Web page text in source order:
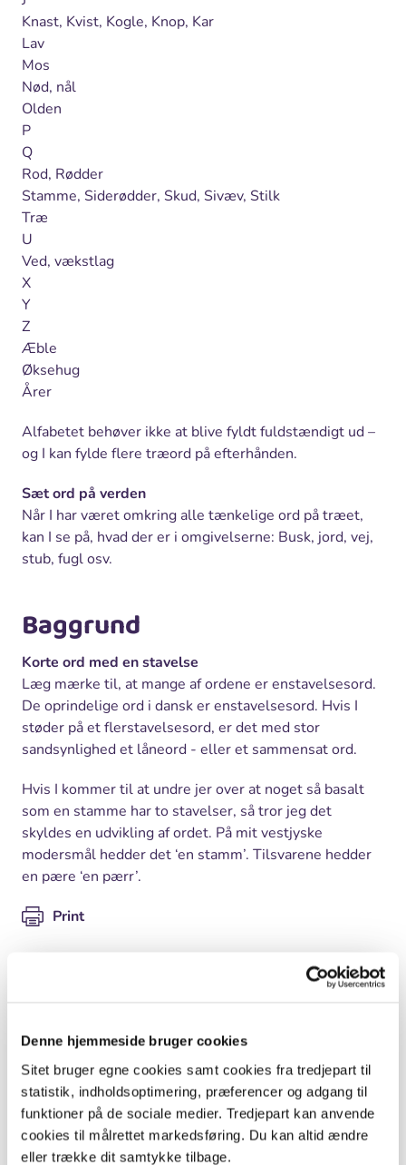
Denne hjemmeside bruger cookies
Sitet bruger egne cookies samt cookies fra tredjepart til
statistik, indholdsoptimering, præferencer og adgang til
funktioner på de sociale medier. Tredjepart kan anvende
cookies til målrettet markedsføring. Du kan altid ændre
eller trække dit samtykke tilbage.
Knast, Kvist, Kogle, Knop, Kar
Lav
Mos
Nød, nål
Olden
P
Q
Rod, Rødder
Stamme, Siderødder, Skud, Sivæv, Stilk
Træ
U
Ved, vækstlag
X
Y
Z
Æble
Øksehug
Årer
Alfabetet behøver ikke at blive fyldt fuldstændigt ud –
og I kan fylde flere træord på efterhånden.
Sæt ord på verden
Når I har været omkring alle tænkelige ord på træet,
kan I se på, hvad der er i omgivelserne: Busk, jord, vej,
stub, fugl osv.
Baggrund
Korte ord med en stavelse
Læg mærke til, at mange af ordene er enstavelsesord.
De oprindelige ord i dansk er enstavelsesord. Hvis I
støder på et flerstavelsesord, er det med stor
sandsynlighed et låneord - eller et sammensat ord.
Hvis I kommer til at undre jer over at noget så basalt
som en stamme har to stavelser, så tror jeg det
skyldes en udvikling af ordet. På mit vestjyske
modersmål hedder det ‘en stamm’. Tilsvarene hedder
en pære ‘en pærr’.
Print
Klasse
0. - 3. klasse
Sted
Skov, Sø og å, Åbent land, By og
kultur